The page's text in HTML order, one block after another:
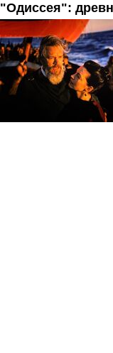
"Одиссея":